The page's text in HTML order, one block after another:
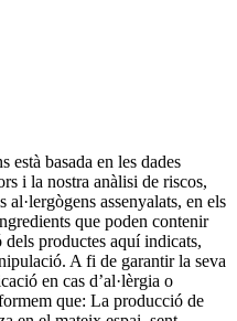
està basada en les dades
i la nostra anàlisi de riscos,
assenyalats, en els
que poden contenir
dels productes aquí indicats,
A fi de garantir la seva
en cas d’al·lèrgia o
que: La producció de